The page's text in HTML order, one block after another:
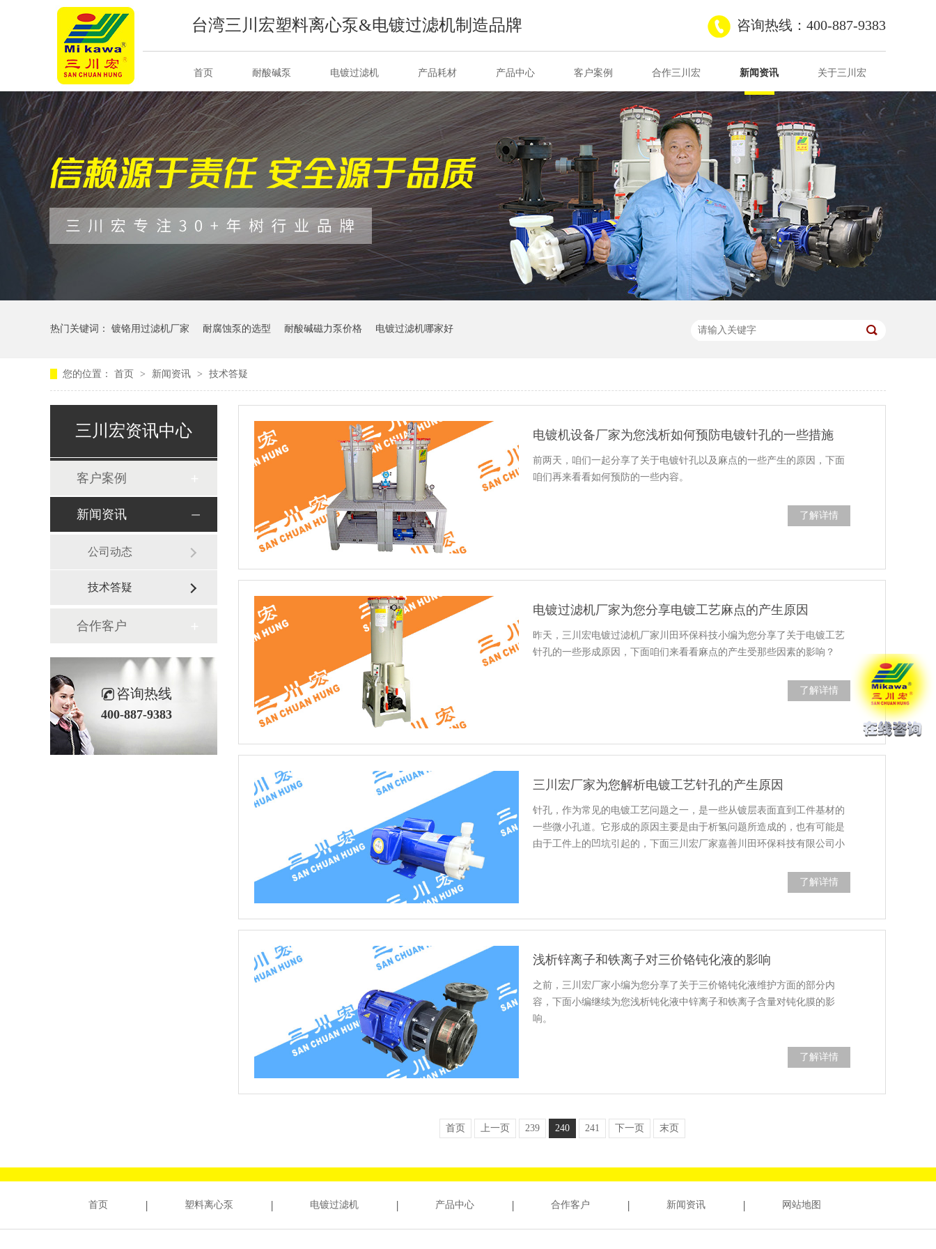
台湾三川宏塑料离心泵&电镀过滤机制造品牌 咨询热线：400-887-9383
首页 耐酸碱泵 电镀过滤机 产品耗材 产品中心 客户案例 合作三川宏 新闻资讯 关于三川宏
热门关键词： 镀铬用过滤机厂家 耐腐蚀泵的选型 耐酸碱磁力泵价格 电镀过滤机哪家好
您的位置： 首页 > 新闻资讯 > 技术答疑
三川宏资讯中心
客户案例
新闻资讯
公司动态
技术答疑
合作客户
咨询热线
400-887-9383
电镀机设备厂家为您浅析如何预防电镀针孔的一些措施
前两天，咱们一起分享了关于电镀针孔以及麻点的一些产生的原因，下面
咱们再来看看如何预防的一些内容。
了解详情
电镀过滤机厂家为您分享电镀工艺麻点的产生原因
昨天，三川宏电镀过滤机厂家川田环保科技小编为您分享了关于电镀工艺
针孔的一些形成原因，下面咱们来看看麻点的产生受那些因素的影响？
了解详情
三川宏厂家为您解析电镀工艺针孔的产生原因
针孔，作为常见的电镀工艺问题之一，是一些从镀层表面直到工件基材的
一些微小孔道。它形成的原因主要是由于析氢问题所造成的，也有可能是
由于工件上的凹坑引起的，下面三川宏厂家嘉善川田环保科技有限公司小
了解详情
浅析锌离子和铁离子对三价铬钝化液的影响
之前，三川宏厂家小编为您分享了关于三价铬钝化液维护方面的部分内
容，下面小编继续为您浅析钝化液中锌离子和铁离子含量对钝化膜的影
响。
了解详情
首页 上一页 239 240 241 下一页 末页
首页 塑料离心泵 电镀过滤机 产品中心 合作客户 新闻资讯 网站地图